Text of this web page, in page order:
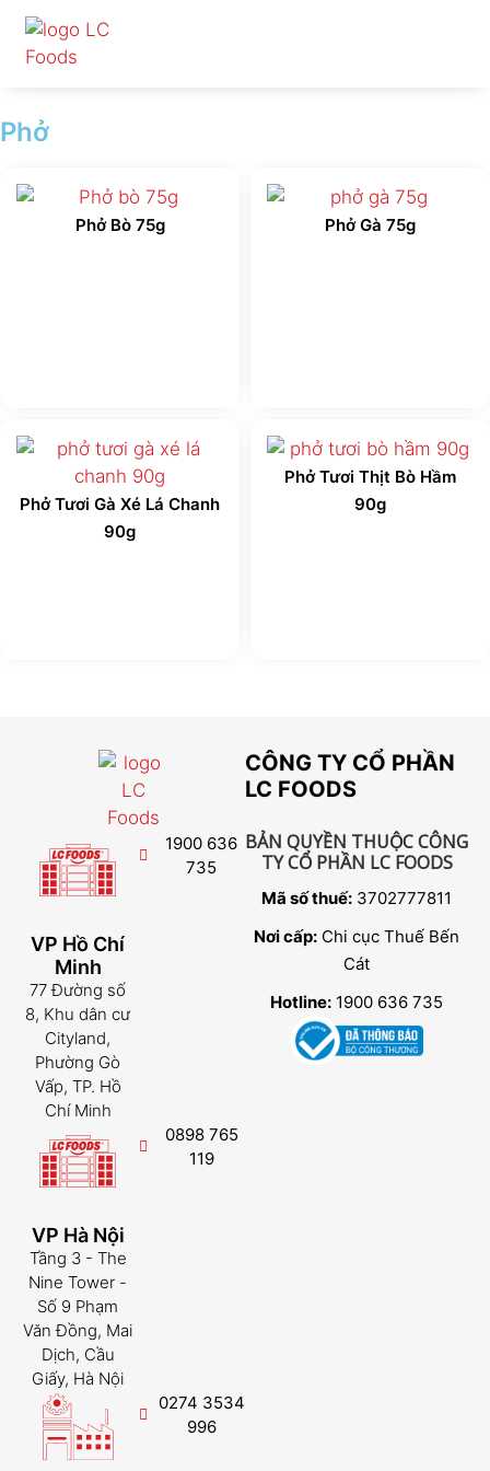
Nhảy
Phở
Phở Bò 75g Phở Gà 75g
Phở Tươi Gà Xé Lá Chanh
90g
Phở Tươi Thịt Bò Hầm
90g
CÔNG TY CỔ PHẦN
LC FOODS
VP Hồ Chí
Minh
77 Đường số
8, Khu dân cư
Cityland,
Phường Gò
Vấp, TP. Hồ
Chí Minh
1900 636
735
VP Hà Nội
Tầng 3 - The
Nine Tower -
Số 9 Phạm
Văn Đồng, Mai
Dịch, Cầu
Giấy, Hà Nội
0898 765
119
0274 3534
996
BẢN QUYỀN THUỘC CÔNG
TY CỔ PHẦN LC FOODS
Mã số thuế: 3702777811
Nơi cấp: Chi cục Thuế Bến
Cát
Hotline: 1900 636 735